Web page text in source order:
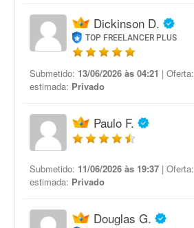
Dickinson D.
TOP FREELANCER PLUS
Submetido: 13/06/2026 às 04:21 | Oferta:
estimada: Privado
Paulo F.
Submetido: 11/06/2026 às 19:37 | Oferta:
estimada: Privado
Douglas G.